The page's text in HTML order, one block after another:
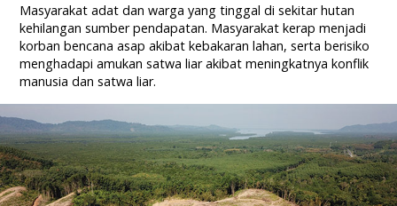
Masyarakat adat dan warga yang tinggal di sekitar hutan
kehilangan sumber pendapatan. Masyarakat kerap menjadi
korban bencana asap akibat kebakaran lahan, serta berisiko
menghadapi amukan satwa liar akibat meningkatnya konflik
manusia dan satwa liar.